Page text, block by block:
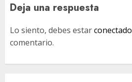
Deja una respuesta
Lo siento, debes estarconectado
comentario.